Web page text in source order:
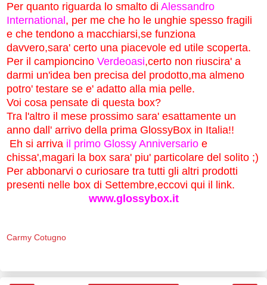
Per quanto riguarda lo smalto di Alessandro
International , per me che ho le unghie spesso fragili
e che tendono a macchiarsi,se funziona
davvero,sara' certo una piacevole ed utile scoperta.
Per il campioncino Verdeoasi,certo non riuscira' a
darmi un'idea ben precisa del prodotto,ma almeno
potro' testare se e' adatto alla mia pelle.
Voi cosa pensate di questa box?
Tra l'altro il mese prossimo sara' esattamente un
anno dall' arrivo della prima GlossyBox in Italia!!
Eh si arriva il primo Glossy Anniversario e
chissa',magari la box sara' piu' particolare del solito ;)
Per abbonarvi o curiosare tra tutti gli altri prodotti
presenti nelle box di Settembre,eccovi qui il link.
www.glossybox.it
Carmy Cotugno